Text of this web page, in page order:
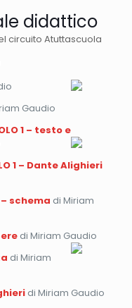
didattico
circuito Atuttascuola
Gaudio
1 – testo e
1 – Dante Alighieri
schema di Miriam
di Miriam Gaudio
di Miriam
di Miriam Gaudio